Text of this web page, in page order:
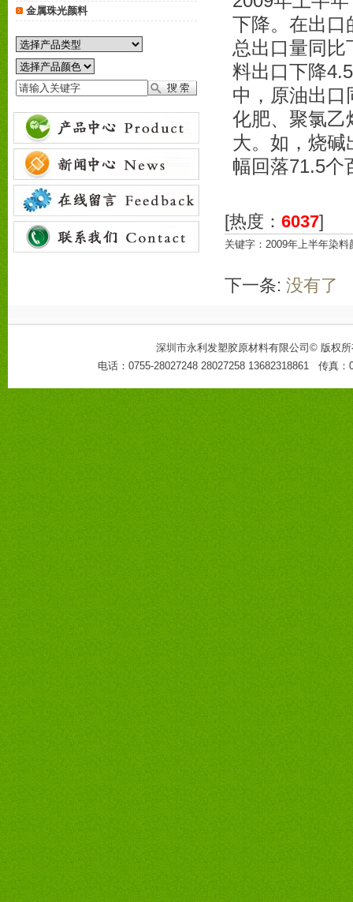
金属珠光颜料
下降。在出口
总出口量同比
料出口下降
中，原油出口
化肥、聚氯乙
大。如，烧碱
幅回落71.5个
[热度： 6037]
关键字：2009年上半年染
下一条: 没有了
深圳市永利发塑胶原材料有限公司 © 版权
电话：0755-28027248 28027258 13682318861 传真